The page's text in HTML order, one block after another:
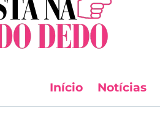
Início Notícias